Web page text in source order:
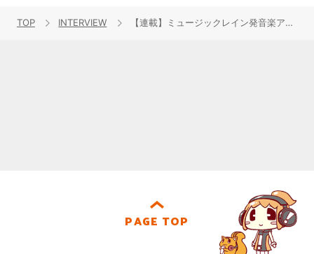
TOP INTERVIEW 【連載】ミュージックレイン発音楽アーティストマネジメントチーム「MiCLOVER」、“MiCLOVER FES.2024”開催記念インタビュー 第6回：somei
PAGE TOP